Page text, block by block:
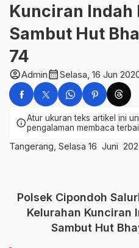
Kunciran Indah
Sambut Hut
74
account_circleAdmincalendar_monthSelasa, 16 Jun
infoAtur ukuran teks artikel ini
pengalaman membaca
Tangerang, Selasa 16 Juni
Polsek Cipondoh
Kelurahan Kunciran
Sambut Hut